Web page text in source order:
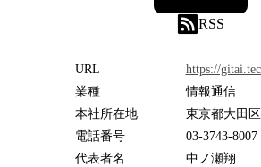
RSS
URL
https://
業種
情報通信
本社所在地
東京都大田
電話番号
03-3743-8007
代表者名
中ノ瀬翔